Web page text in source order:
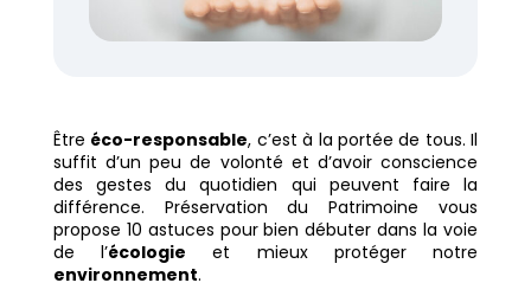
Être éco-responsable, c’est à la portée de tous. Il
suffit d’un peu de volonté et d’avoir conscience
des gestes du quotidien qui peuvent faire la
différence. Préservation du Patrimoine vous
propose 10 astuces pour bien débuter dans la voie
de l’écologie et mieux protéger notre
environnement.